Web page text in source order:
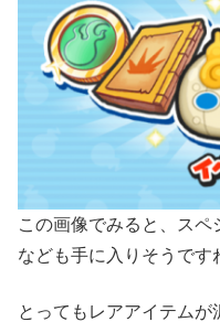
この画像でみると、スペ
なども手に入りそうです
とってもレアアイテム